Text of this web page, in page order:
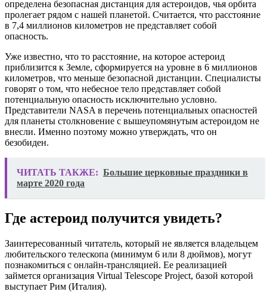
определена безопасная дистанция для астероидов, чья орбита
пролегает рядом с нашей планетой. Считается, что расстояние
в 7,4 миллионов километров не представляет собой
опасность.
Уже известно, что то расстояние, на которое астероид
приблизится к Земле, сформируется на уровне в 6 миллионов
километров, что меньше безопасной дистанции. Специалисты
говорят о том, что небесное тело представляет собой
потенциальную опасность исключительно условно.
Представители NASA в перечень потенциальных опасностей
для планеты столкновение с вышеупомянутым астероидом не
внесли. Именно поэтому можно утверждать, что он
безобиден.
ЧИТАТЬ ТАКЖЕ: Большие церковные праздники в
марте 2020 года
Где астероид получится увидеть?
Заинтересованный читатель, который не является владельцем
любительского телескопа (минимум 6 или 8 дюймов), могут
познакомиться с онлайн-трансляцией. Ее реализацией
займется организация Virtual Telescope Project, базой которой
выступает Рим (Италия).